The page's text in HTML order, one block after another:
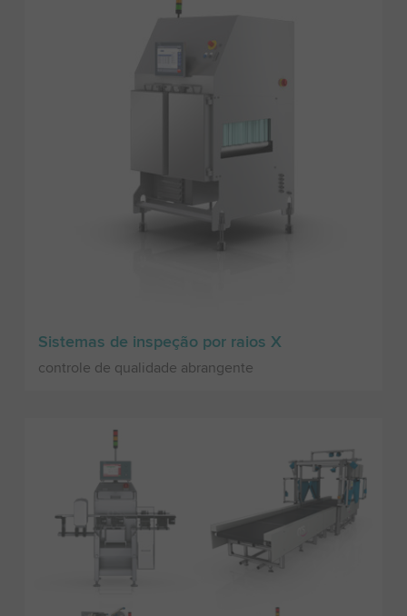
Sistemas de inspeção por raios X
controle de qualidade abrangente